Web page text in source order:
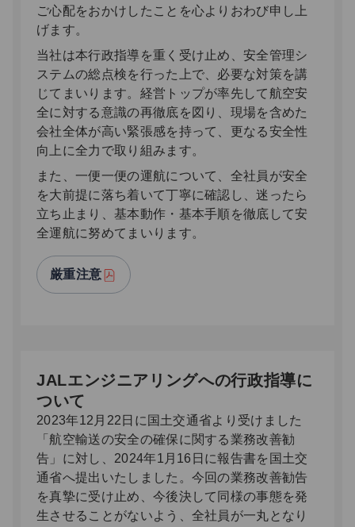
ご心配をおかけしたことを心よりおわび申し上
げます。
当社は本行政指導を重く受け止め、安全管理シ
ステムの総点検を行った上で、必要な対策を講
じてまいります。経営トップが率先して航空安
全に対する意識の再徹底を図り、現場を含めた
会社全体が高い緊張感を持って、更なる安全性
向上に全力で取り組みます。
また、一便一便の運航について、全社員が安全
を大前提に落ち着いて丁寧に確認し、迷ったら
立ち止まり、基本動作・基本手順を徹底して安
全運航に努めてまいります。
厳重注意
JALエンジニアリングへの行政指導に
ついて
2023年12月22日に国土交通省より受けました
「航空輸送の安全の確保に関する業務改善勧
告」に対し、2024年1月16日に報告書を国土交
通省へ提出いたしました。今回の業務改善勧告
を真摯に受け止め、今後決して同様の事態を発
生させることがないよう、全社員が一丸となり